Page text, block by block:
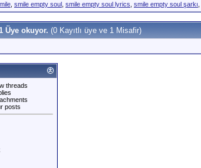
smile empty soul smile empty soul lyrics smile empty soul şarkı
Üye okuyor. (0 Kayıtlı üye ve 1 Misafir)
threads
posts